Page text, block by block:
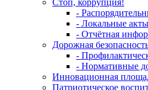
Стоп, коррупция!
-
- Локальные
- Отчётная
Дорожная
-
- Нормативные
Инновационная
Патриотическое